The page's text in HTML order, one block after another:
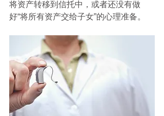
将资产转移到信托中，或者还没有做
好“将所有资产交给子女”的心理准备。